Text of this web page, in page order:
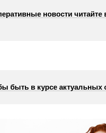
новости читайте
быть в курсе актуальных